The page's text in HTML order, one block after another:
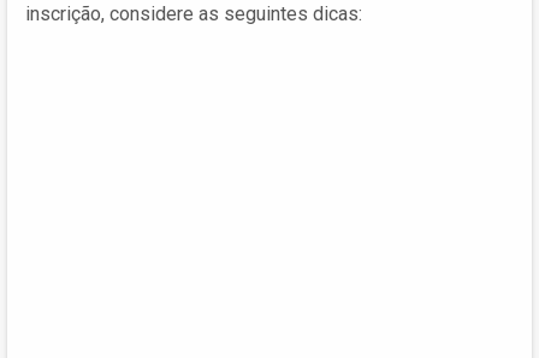
inscrição, considere as seguintes dicas: